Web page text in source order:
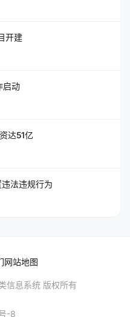
开建
启动
达51亿
法违规行为
网站地图
信息系统 版权所有
-8